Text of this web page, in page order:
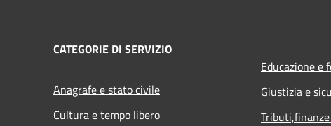
CATEGORIE DI SERVIZIO
Anagrafe e stato civile
Cultura e tempo libero
Educazione e
Giustizia e